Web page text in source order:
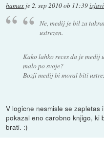
hamax je2. sep 2010 ob 11:39
Ne, medij je bil za
ustrezen.
Kako lahko reces da je medij
malo po svoje?
Bozji medij bi moral biti
V logicne nesmisle se
pokazal eno carobno knjigo, ki
brati. :)